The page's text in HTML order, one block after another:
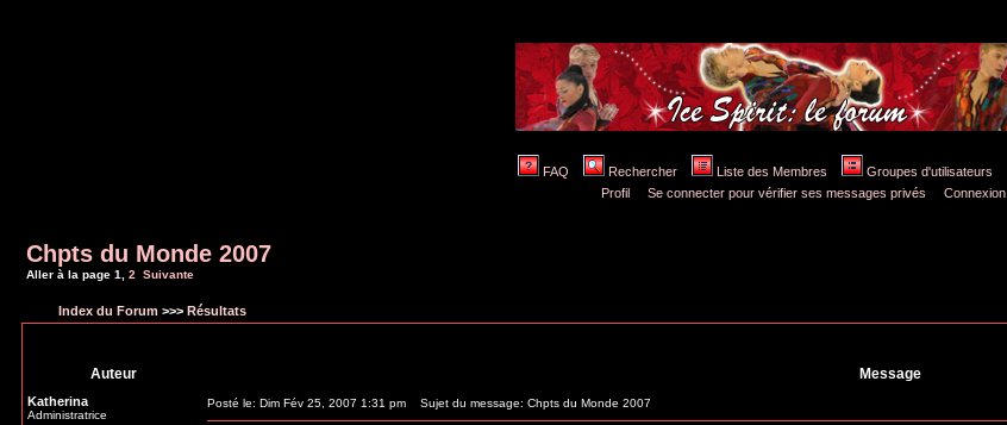
FAQ Rechercher Liste des Membres Groupes d'utilisateurs
Profil
Se connecter pour vérifier ses messages privés Connexion
Chpts du Monde 2007
Aller à la page 1 2 Suivante
Index du Forum >>> Résultats
Auteur Message
Katherina
Administratrice
Posté le: Dim Fév 25, 2007 1:31 pm Sujet du message: Chpts du Monde 2007